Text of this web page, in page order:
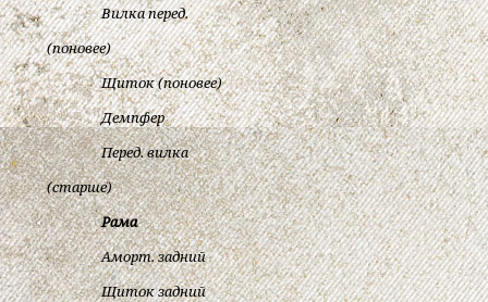
Вилка перед.
(поновее)
Щиток (поновее)
Демпфер
Перед. вилка
(старше)
Рама
Аморт. задний
Щиток задний